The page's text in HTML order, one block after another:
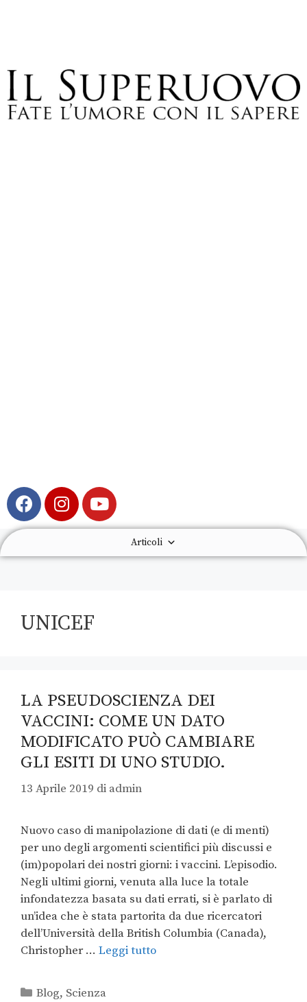
Articoli
UNICEF
LA PSEUDOSCIENZA DEI
VACCINI: COME UN DATO
MODIFICATO PUÒ CAMBIARE
GLI ESITI DI UNO STUDIO.
13 Aprile 2019 di admin
Nuovo caso di manipolazione di dati (e di menti)
per uno degli argomenti scientifici più discussi e
(im)popolari dei nostri giorni: i vaccini. L’episodio.
Negli ultimi giorni, venuta alla luce la totale
infondatezza basata su dati errati, si è parlato di
un’idea che è stata partorita da due ricercatori
dell’Università della British Columbia (Canada),
Christopher … Leggi tutto
Blog, Scienza